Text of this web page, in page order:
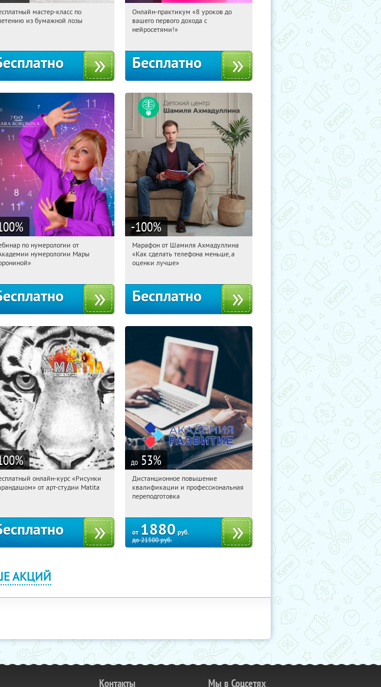
08:34:38 Получили:
мастер-класс по
из бумажной лозы
08:34:38 Получили:
Россия
Онлайн-практикум «8 уроков до
вашего первого дохода с
нейросетями!»
Бесплатно
%
08:34:38 Получили:
по нумерологии от
нумерологии Мары
-100%
08:34:38 Получили:25
Россия
Марафон от Шамиля Ахмадуллина
«Как сделать телефона меньше, а
оценки лучше»
Бесплатно
%
08:34:38 Получили:35
онлайн-курс «Рисунки
от арт-студии Matita
до 53%
08:34:38 Купили:
Россия
Дистанционное повышение
квалификации и профессиональная
переподготовка
от 1880 руб.
до21500руб.
АКЦИЙ
Контакты Мы в Соцсетях